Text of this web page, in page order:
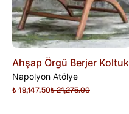
Ahşap Örgü Berjer Koltuk
Napolyon Atölye
₺ 19,147.50₺ 21,275.00